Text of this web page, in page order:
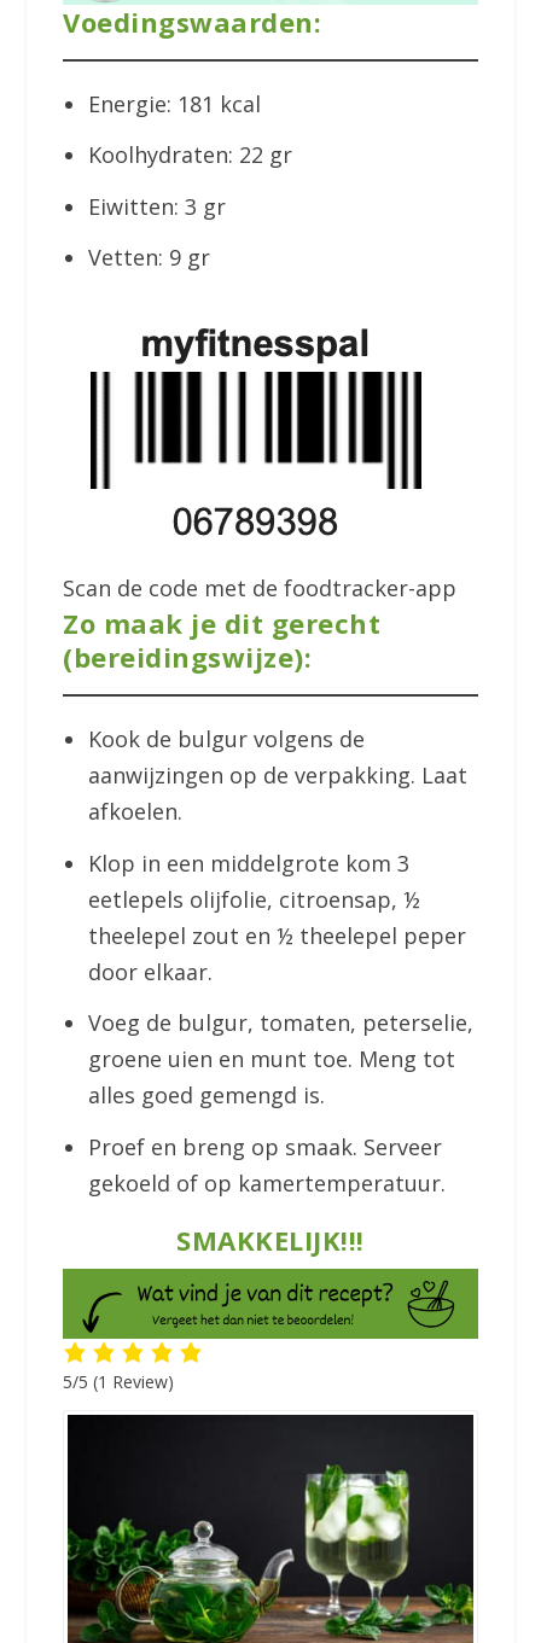
Voedingswaarden:
Energie: 181 kcal
Koolhydraten: 22 gr
Eiwitten: 3 gr
Vetten: 9 gr
Scan de code met de foodtracker-app
Zo maak je dit gerecht
(bereidingswijze):
Kook de bulgur volgens de
aanwijzingen op de verpakking. Laat
afkoelen.
Klop in een middelgrote kom 3
eetlepels olijfolie, citroensap, ½
theelepel zout en ½ theelepel peper
door elkaar.
Voeg de bulgur, tomaten, peterselie,
groene uien en munt toe. Meng tot
alles goed gemengd is.
Proef en breng op smaak. Serveer
gekoeld of op kamertemperatuur.
SMAKKELIJK!!!
5/5(1 Review)